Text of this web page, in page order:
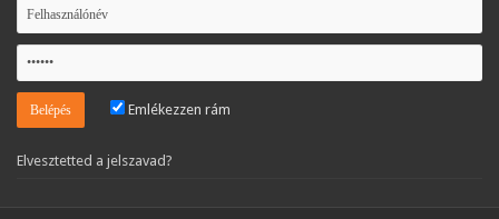
Emlékezzen rám
Elvesztetted a jelszavad?